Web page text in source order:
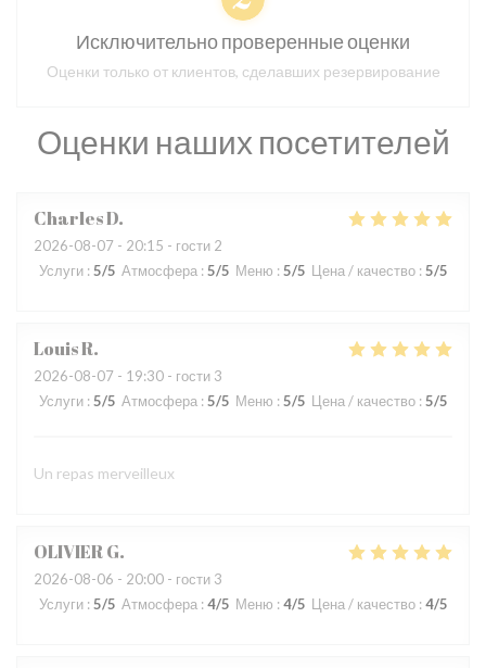
Оценки наших посетителей
CharlesD
2026-08-07 - 20:15 - гости 2
Услуги : 5/5 Атмосфера : 5/5 Меню : 5/5 Цена / качество : 5/5
LouisR
2026-08-07 - 19:30 - гости 3
Услуги : 5/5 Атмосфера : 5/5 Меню : 5/5 Цена / качество : 5/5
Un repas merveilleux
OLIVIERG
2026-08-06 - 20:00 - гости 3
Услуги : 5/5 Атмосфера : 4/5 Меню : 4/5 Цена / качество : 4/5
Исключительно проверенные оценки
Оценки только от клиентов, сделавших резервирование